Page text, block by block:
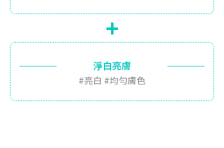
+
淨白亮膚
#亮白 #均勻膚色